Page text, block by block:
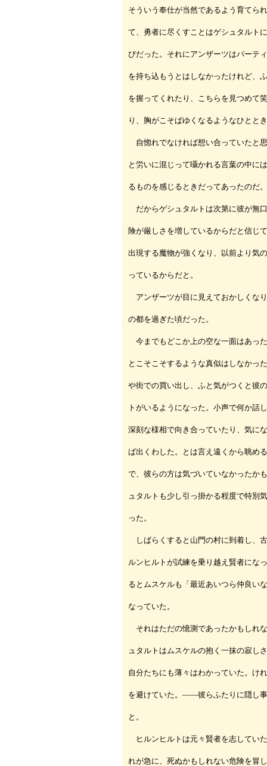
そういう奉仕が当然であるよう育てら
て、勇者に尽くすことはゲシュタルト
びだった。それにアンザーツはパーテ
を持ち込もうとはしなかったけれど、
を握ってくれたり、こちらを見つめて
り、胸がこそばゆくなるようなひとと
自惚れでなければ想い合っていたと
と労いに混じって囁かれる言葉の中に
るものを感じるときだってあったのだ。
だからゲシュタルトは次第に彼が無
険が厳しさを増しているからだと信じ
出現する魔物が強くなり、以前より気
っているからだと。
アンザーツが目に見えておかしくな
の都を過ぎた頃だった。
今までもどこか上の空な一面はあっ
とこそこそするような真似はしなかっ
や街での買い出し、ふと気がつくと彼
トがいるようになった。小声で何か話
深刻な様相で向き合っていたり、気に
ば出くわした。とは言え遠くから眺め
で、彼らの方は気づいていなかったか
ュタルトも少し引っ掛かる程度で特別
った。
しばらくすると山門の村に到着し、
ルンヒルトが試練を乗り越え賢者にな
るとムスケルも「最近あいつら仲良い
なっていた。
それはただの憶測であったかもしれ
ュタルトはムスケルの抱く一抹の寂し
自分たちにも薄々はわかっていた。け
を避けていた。――彼らふたりに隠し
と。
ヒルンヒルトは元々賢者を志してい
れが急に、死ぬかもしれない危険を冒